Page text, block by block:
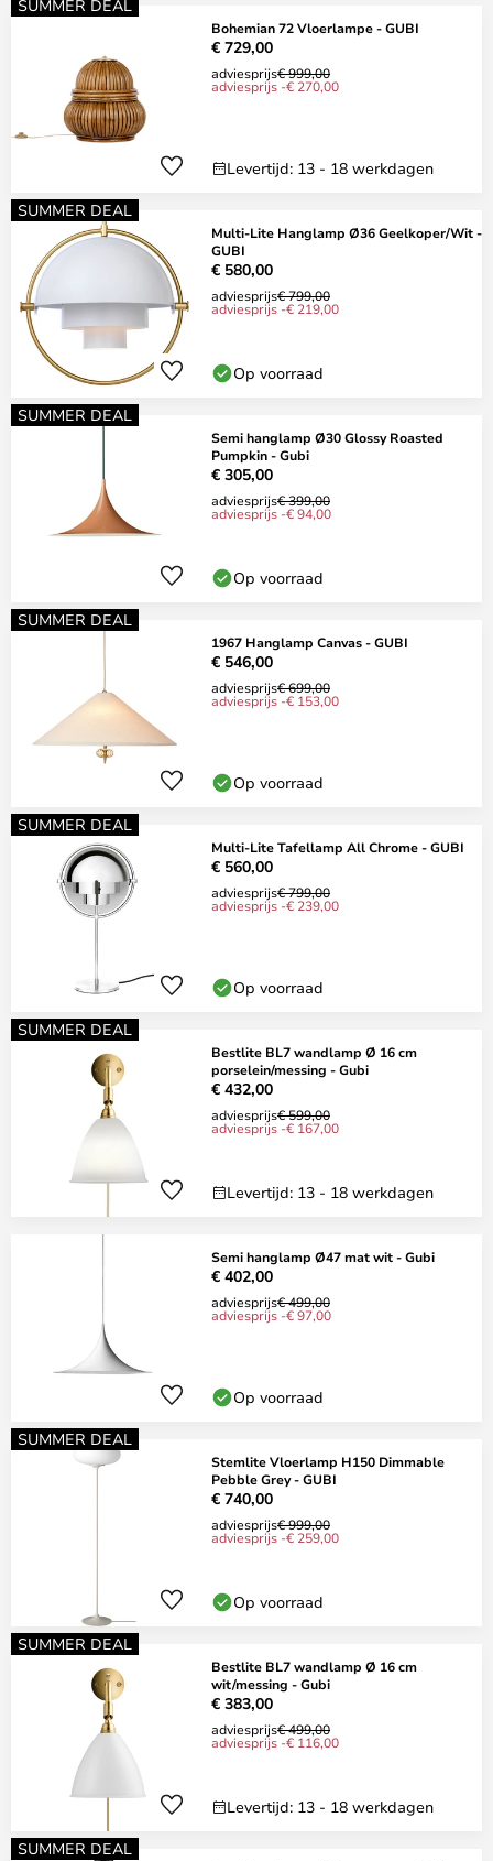
SUMMER DEAL
Bohemian 72 Vloerlampe - GUBI
€ 729,00
adviesprijs€ 999,00
adviesprijs -€ 270,00
Levertijd: 13 - 18 werkdagen
SUMMER DEAL
Multi-Lite Hanglamp Ø36 Geelkoper/Wit -
GUBI
€ 580,00
adviesprijs€ 799,00
adviesprijs -€ 219,00
Op voorraad
SUMMER DEAL
Semi hanglamp Ø30 Glossy Roasted
Pumpkin - Gubi
€ 305,00
adviesprijs€ 399,00
adviesprijs -€ 94,00
Op voorraad
SUMMER DEAL
1967 Hanglamp Canvas - GUBI
€ 546,00
adviesprijs€ 699,00
adviesprijs -€ 153,00
Op voorraad
SUMMER DEAL
Multi-Lite Tafellamp All Chrome - GUBI
€ 560,00
adviesprijs€ 799,00
adviesprijs -€ 239,00
Op voorraad
SUMMER DEAL
Bestlite BL7 wandlamp Ø 16 cm
porselein/messing - Gubi
€ 432,00
adviesprijs€ 599,00
adviesprijs -€ 167,00
Levertijd: 13 - 18 werkdagen
Semi hanglamp Ø47 mat wit - Gubi
€ 402,00
adviesprijs€ 499,00
adviesprijs -€ 97,00
Op voorraad
SUMMER DEAL
Stemlite Vloerlamp H150 Dimmable
Pebble Grey - GUBI
€ 740,00
adviesprijs€ 999,00
adviesprijs -€ 259,00
Op voorraad
SUMMER DEAL
Bestlite BL7 wandlamp Ø 16 cm
wit/messing - Gubi
€ 383,00
adviesprijs€ 499,00
adviesprijs -€ 116,00
Levertijd: 13 - 18 werkdagen
SUMMER DEAL